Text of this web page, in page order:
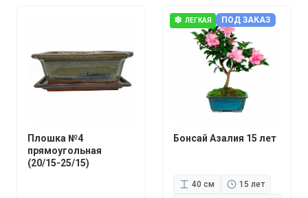
Плошка №4
прямоугольная
(20/15-25/15)
❄ ЛЕГКАЯ ПОД ЗАКАЗ
Бонсай Азалия 15 лет
40 см
15 лет